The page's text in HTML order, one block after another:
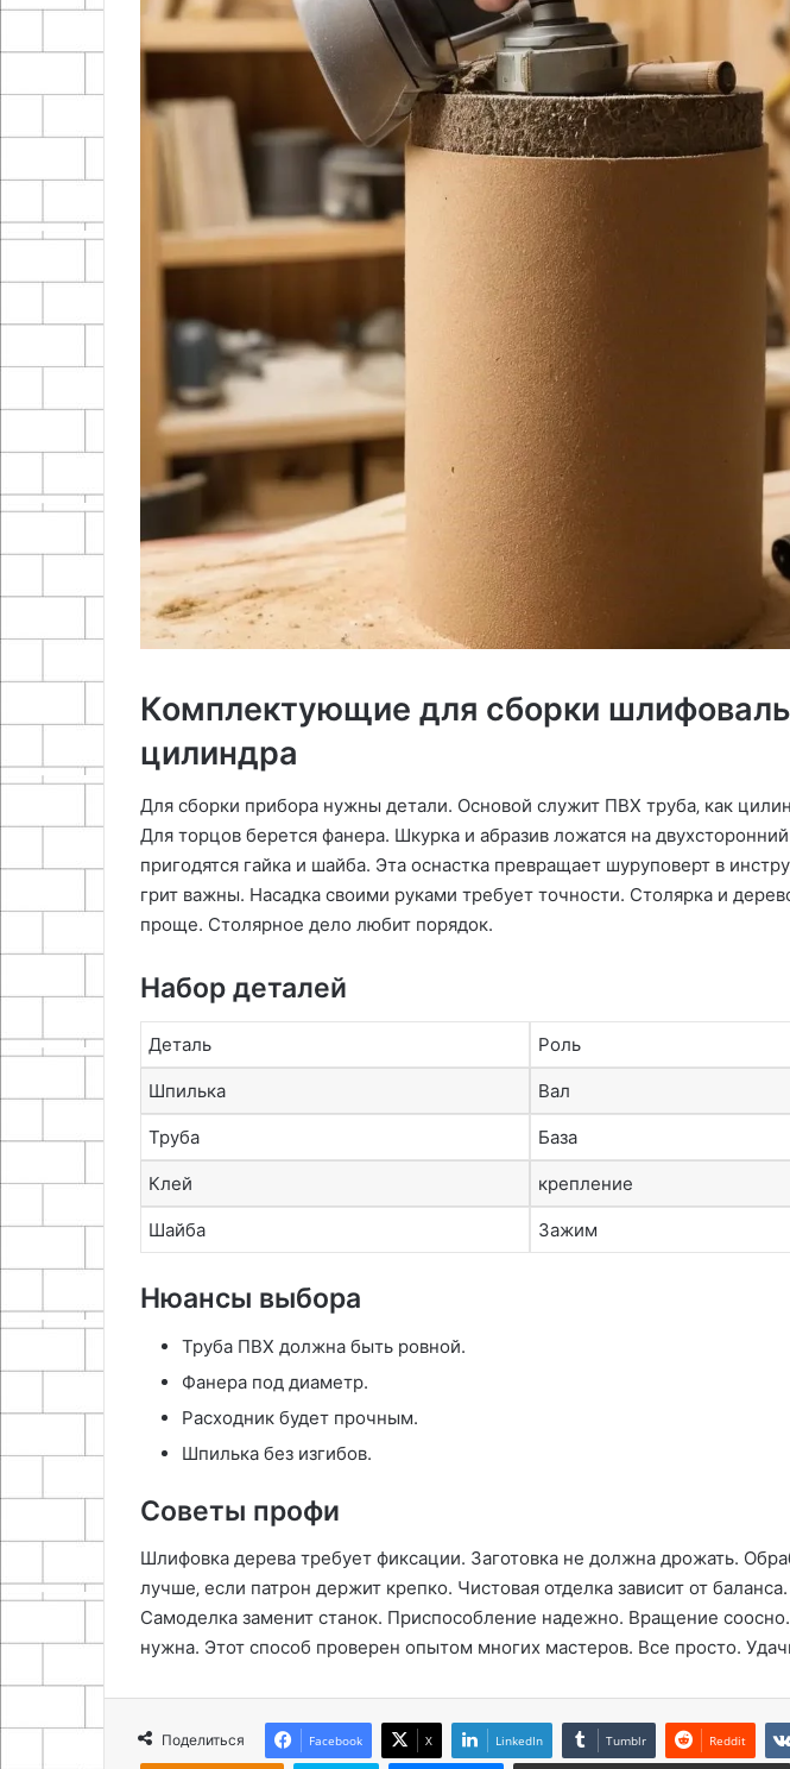
Комплектующие для сборки
цилиндра
Для сборки прибора нужны детали. Основой служит ПВХ труба‚ как
Для торцов берется фанера. Шкурка и абразив ложатся на
пригодятся гайка и шайба. Эта оснастка превращает шуруповерт в
грит важны. Насадка своими руками требует точности. Столярка и
проще. Столярное дело любит порядок.
Набор деталей
Деталь Роль
Шпилька Вал
Труба База
Клей крепление
Шайба Зажим
Нюансы выбора
Труба ПВХ должна быть ровной.
Фанера под диаметр.
Расходник будет прочным.
Шпилька без изгибов.
Советы профи
Шлифовка дерева требует фиксации. Заготовка не должна дрожать.
лучше‚ если патрон держит крепко. Чистовая отделка зависит от
Самоделка заменит станок. Приспособление надежно. Вращение
нужна. Этот способ проверен опытом многих мастеров. Все просто.
Поделиться Facebook X LinkedIn Tumblr Reddit